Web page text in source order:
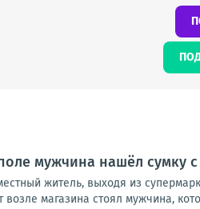
мужчина нашёл сумку с
житель, выходя из
возле магазина стоял мужчина,